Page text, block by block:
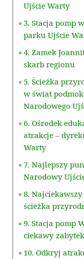
Ujście Warty
3. Stacja pomp
parku Ujście
4. Zamek
skarb regionu
5. Ścieżka
w świat
Narodowego
6. Ośrodek
atrakcje –
Warty
7. Najlepszy
Narodowy
8.
ścieżka
9. Stacja pomp
ciekawy
10. Odkryj